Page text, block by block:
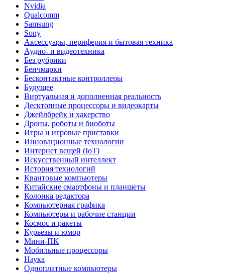
Nvidia
Qualcomm
Samsung
Sony
Аксессуары, периферия и бытовая техника
Аудио- и видеотехника
Без рубрики
Бенчмарки
Бесконтактные контроллеры
Будущее
Виртуальная и дополненная реальность
Десктопные процессоры и видеокарты
Джейлбрейк и хакерство
Дроны, роботы и биоботы
Игры и игровые приставки
Инновационные технологии
Интернет вещей (IoT)
Искусственный интеллект
История технологий
Квантовые компьютеры
Китайские смартфоны и планшеты
Колонка редактора
Компьютерная графика
Компьютеры и рабочие станции
Космос и ракеты
Курьезы и юмор
Мини-ПК
Мобильные процессоры
Наука
Одноплатные компьютеры